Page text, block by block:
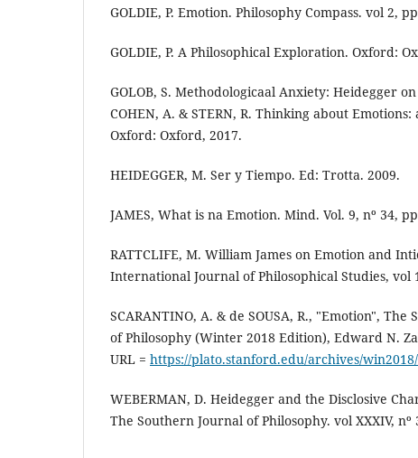
GOLDIE, P. Emotion. Philosophy Compass. vol 2,
GOLDIE, P. A Philosophical Exploration. Oxford:
GOLOB, S. Methodologicaal Anxiety: Heidegger
COHEN, A. & STERN, R. Thinking about
Oxford: Oxford, 2017.
HEIDEGGER, M. Ser y Tiempo. Ed: Trotta. 2009.
JAMES, What is na Emotion. Mind. Vol. 9, nº 34,
RATTCLIFE, M. William James on Emotion and
International Journal of Philosophical Studies, vol
SCARANTINO, A. & de SOUSA, R., "Emotion",
of Philosophy (Winter 2018 Edition), Edward N.
URL = https://plato.stanford.edu/archives/
WEBERMAN, D. Heidegger and the Disclosive
The Southern Journal of Philosophy. vol XXXIV, nº